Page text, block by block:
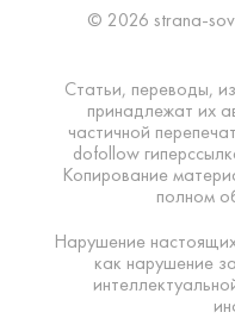
© 2026 strana-
Статьи, переводы,
принадлежат их
частичной
dofollow
Копирование
полном
Нарушение
как нарушение